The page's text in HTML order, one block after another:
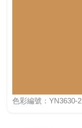
色彩編號：YN3630-2